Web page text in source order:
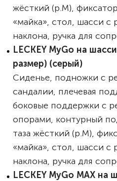
жёсткий (р.M),
«майка», стол, шасси с
наклона, ручка для
LECKEY MyGo на
размер) (серый)
Сиденье, подножки с
сандалии, плечевая
боковые поддержки с
опорами, контурный
таза жёсткий (р.M),
«майка», стол, шасси с
наклона, ручка для
LECKEY MyGo MAX